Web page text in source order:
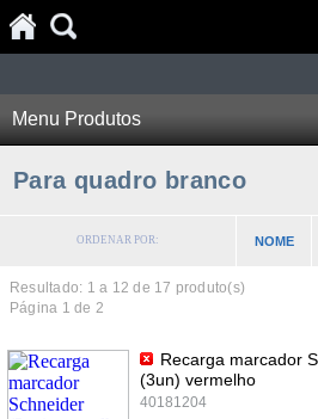
Menu Produtos
Para quadro branco
ORDENAR POR: NOME
Resultado: 1 a 12 de 17 produto(s)
Página 1 de 2
Recarga marcador
(3un) vermelho
40181204